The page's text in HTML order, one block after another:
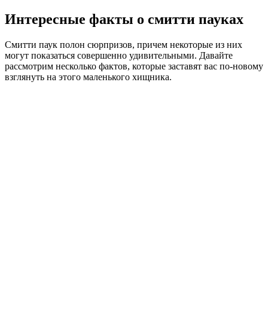
Интересные факты о смитти пауках
Смитти паук полон сюрпризов, причем некоторые из них
могут показаться совершенно удивительными. Давайте
рассмотрим несколько фактов, которые заставят вас по-новому
взглянуть на этого маленького хищника.